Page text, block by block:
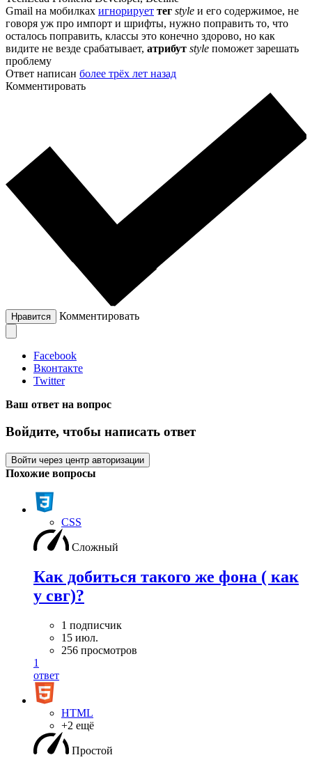
Gmail на мобилках игнорирует тег style и его содержимое, не
говоря уж про импорт и шрифты, нужно поправить то, что
осталось поправить, классы это конечно здорово, но как
видите не везде срабатывает, атрибут style поможет зарешать
проблему
Ответ написан более трёх лет назад
Комментировать
Нравится Комментировать
Facebook
Вконтакте
Twitter
Ваш ответ на вопрос
Войдите, чтобы написать ответ
Войти через центр авторизации
Похожие вопросы
CSS
Сложный
Как добиться такого же фона ( как
у свг)?
1 подписчик
15 июл.
256 просмотров
1
ответ
HTML
+2 ещё
Простой